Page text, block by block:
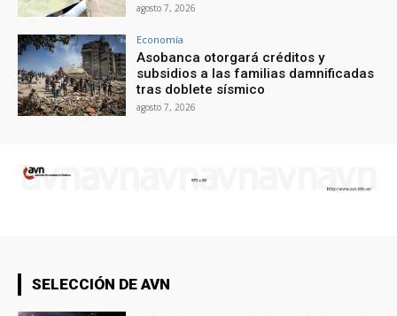
agosto 7, 2026
Economía
Asobanca otorgará créditos y
subsidios a las familias damnificadas
tras doblete sísmico
agosto 7, 2026
SELECCIÓN DE AVN